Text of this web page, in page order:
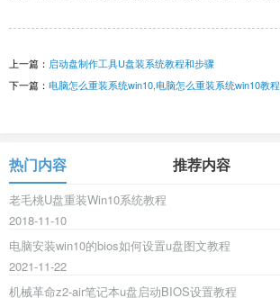
上一篇： 启动盘制作工具U盘装系统教程和步骤
下一篇： 电脑怎么重装系统win10,电脑怎么重装系统win10教程
热门内容 推荐内容
老毛桃U盘重装Win10系统教程
2018-11-10
电脑安装win10的bios如何设置u盘图文教程
2021-11-22
机械革命z2-air笔记本u盘启动BIOS设置教程